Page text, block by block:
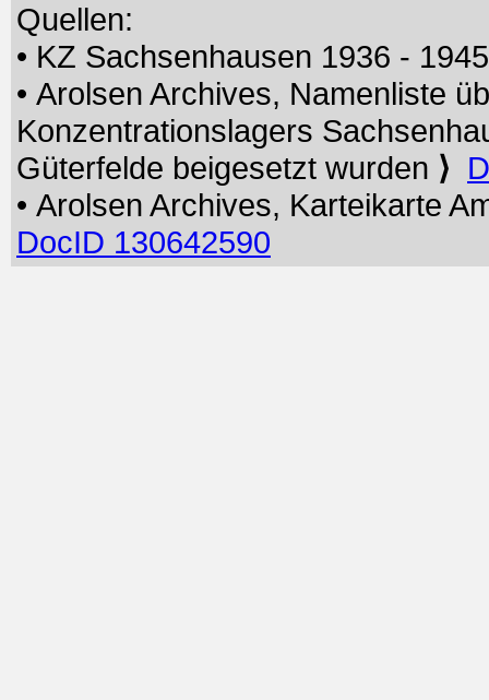
Quellen:
• KZ Sachsenhausen 1936 -
• Arolsen Archives, Namenliste
Konzentrationslagers
Güterfelde beigesetzt wurden ⟩
• Arolsen Archives, Karteikarte
DocID 130642590